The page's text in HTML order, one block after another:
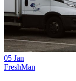
05 Jan
FreshMan